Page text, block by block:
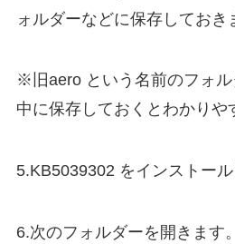
ォルダーなどに保存しておき
※旧aero という名前のフォ
中に保存しておくとわかりや
5.KB5039302 をインストール
6.次のフォルダーを開きます。